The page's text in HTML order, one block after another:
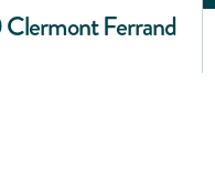
Ferrand